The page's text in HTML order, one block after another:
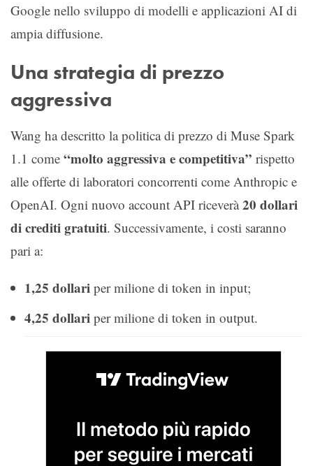
Google nello sviluppo di modelli e applicazioni AI di
ampia diffusione.
Una strategia di prezzo
aggressiva
Wang ha descritto la politica di prezzo di Muse Spark
1.1 come “molto aggressiva e competitiva” rispetto
alle offerte di laboratori concorrenti come Anthropic e
OpenAI. Ogni nuovo account API riceverà20 dollari
di crediti gratuiti. Successivamente, i costi saranno
pari a:
1,25 dollari per milione di token in input;
4,25 dollari per milione di token in output.